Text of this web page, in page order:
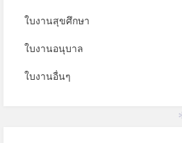
ใบงานสุขศึกษา
ใบงานอนุบาล
ใบงานอื่นๆ